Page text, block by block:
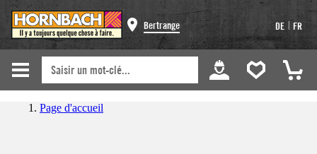
Bertrange DE | FR
Page d'accueil